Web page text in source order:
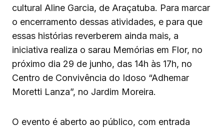
cultural Aline Garcia, de Araçatuba. Para marcar
o encerramento dessas atividades, e para que
essas histórias reverberem ainda mais, a
iniciativa realiza o sarau Memórias em Flor, no
próximo dia 29 de junho, das 14h às 17h, no
Centro de Convivência do Idoso “Adhemar
Moretti Lanza”, no Jardim Moreira.
O evento é aberto ao público, com entrada